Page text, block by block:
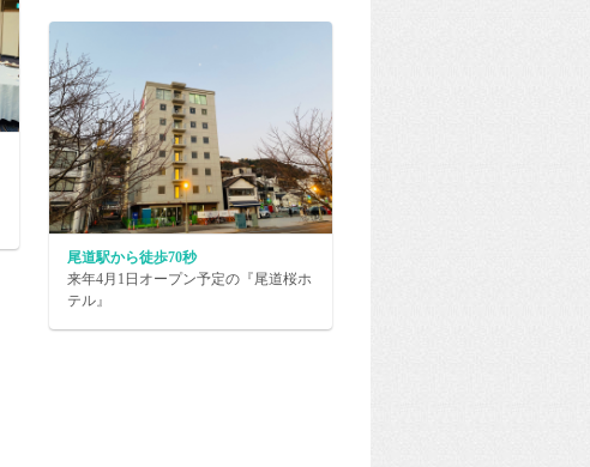
尾道駅から徒歩70秒
来年4月1日オープン予定の『尾道桜ホ
テル』